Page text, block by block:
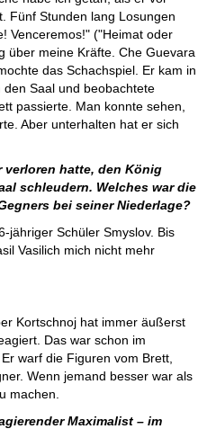
Fünf Stunden lang Losungen
Venceremos!" ("Heimat oder
über meine Kräfte. Che Guevara
das Schachspiel. Er kam in
Saal und beobachtete
passierte. Man konnte sehen,
Aber unterhalten hat er sich
hatte, den König
schleudern. Welches war die
bei seiner Niederlage?
jähriger Schüler Smyslov. Bis
Vasilich mich nicht mehr
Kortschnoj hat immer äußerst
Das war schon im
warf die Figuren vom Brett,
Wenn jemand besser war als
machen.
Maximalist – im